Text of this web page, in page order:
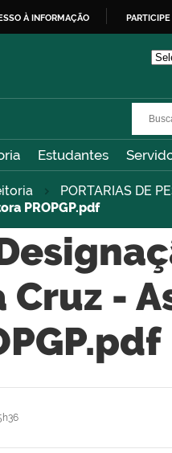
À INFORMAÇÃO PARTICIPE
Estudantes
PORTARIAS DE
PROPGP.pdf
-